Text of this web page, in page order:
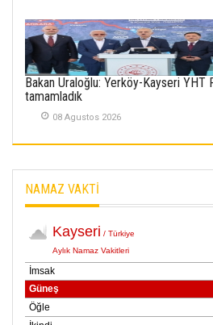
puana Ulaştı
Bakan Uraloğlu: Yerköy-Kayseri YHT
tamamladık
08 Agustos 2026
NAMAZ VAKTİ